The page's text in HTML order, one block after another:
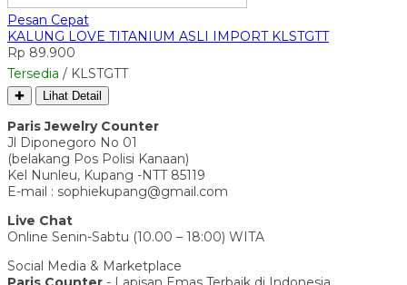
Pesan Cepat
KALUNG LOVE TITANIUM ASLI IMPORT KLSTGTT
Rp 89.900
Tersedia / KLSTGTT
✚ Lihat Detail
Paris Jewelry Counter
Jl Diponegoro No 01
(belakang Pos Polisi Kanaan)
Kel Nunleu, Kupang -NTT 85119
E-mail : sophiekupang@gmail.com
Live Chat
Online Senin-Sabtu (10.00 – 18:00) WITA
Social Media & Marketplace